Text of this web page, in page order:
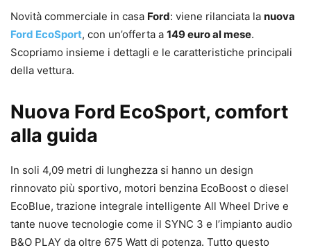
Novità commerciale in casa Ford: viene rilanciata la nuova
Ford EcoSport, con un’offerta a 149 euro al mese.
Scopriamo insieme i dettagli e le caratteristiche principali
della vettura.
Nuova Ford EcoSport, comfort
alla guida
In soli 4,09 metri di lunghezza si hanno un design
rinnovato più sportivo, motori benzina EcoBoost o diesel
EcoBlue, trazione integrale intelligente All Wheel Drive e
tante nuove tecnologie come il SYNC 3 e l’impianto audio
B&O PLAY da oltre 675 Watt di potenza. Tutto questo